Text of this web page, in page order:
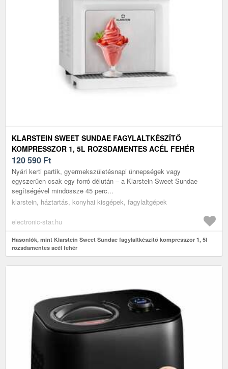
KLARSTEIN SWEET SUNDAE FAGYLALTKÉSZÍTŐ
KOMPRESSZOR 1, 5L ROZSDAMENTES ACÉL FEHÉR
120 590 Ft
Nyári kerti partik, gyermekszületésnapi ünnepségek vagy
egyszerűen csak egy forró délután – a Klarstein Sweet Sundae
segítségével mindössze 45 perc...
klarstein, háztartás, konyhai kisgépek, fagylaltgépek
electronic-star.hu
Hasonlók, mint Klarstein Sweet Sundae fagylaltkészítő kompresszor 1, 5l
rozsdamentes acél fehér